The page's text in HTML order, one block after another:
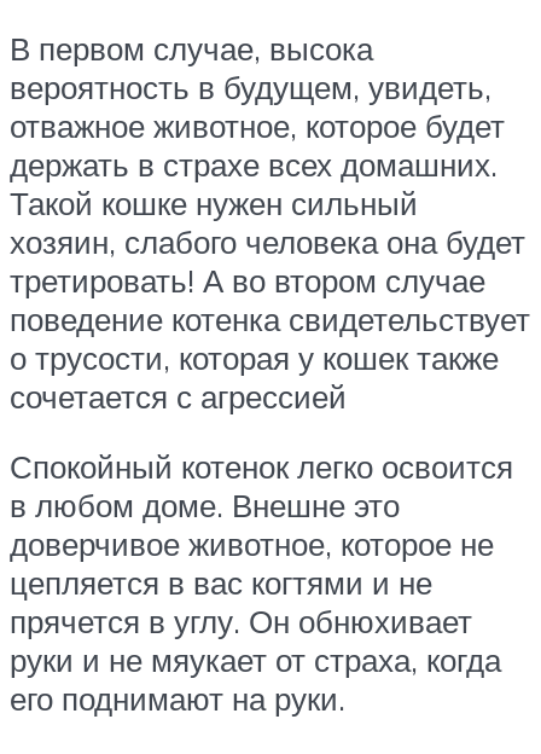
В первом случае, высока
вероятность в будущем, увидеть,
отважное животное, которое будет
держать в страхе всех домашних.
Такой кошке нужен сильный
хозяин, слабого человека она будет
третировать! А во втором случае
поведение котенка свидетельствует
о трусости, которая у кошек также
сочетается с агрессией
Спокойный котенок легко освоится
в любом доме. Внешне это
доверчивое животное, которое не
цепляется в вас когтями и не
прячется в углу. Он обнюхивает
руки и не мяукает от страха, когда
его поднимают на руки.